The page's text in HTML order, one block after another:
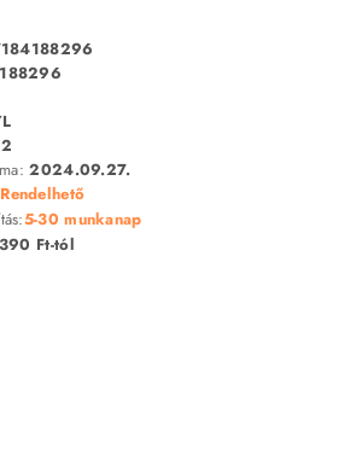
2
2024.09.27.
Rendelhető
5-30 munkanap
Ft-tól